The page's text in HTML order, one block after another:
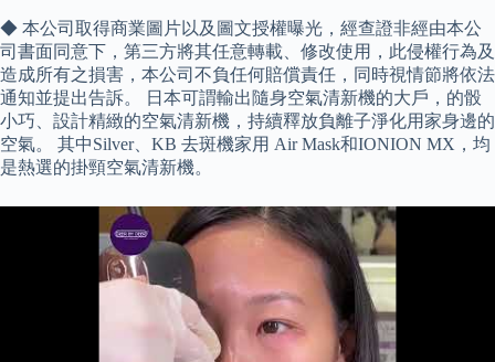
◆ 本公司取得商業圖片以及圖文授權曝光，經查證非經由本公
司書面同意下，第三方將其任意轉載、修改使用，此侵權行為及
造成所有之損害，本公司不負任何賠償責任，同時視情節將依法
通知並提出告訴。 日本可謂輸出隨身空氣清新機的大戶，的骰
小巧、設計精緻的空氣清新機，持續釋放負離子淨化用家身邊的
空氣。 其中Silver、KB 去斑機家用 Air Mask和IONION MX，均
是熱選的掛頸空氣清新機。